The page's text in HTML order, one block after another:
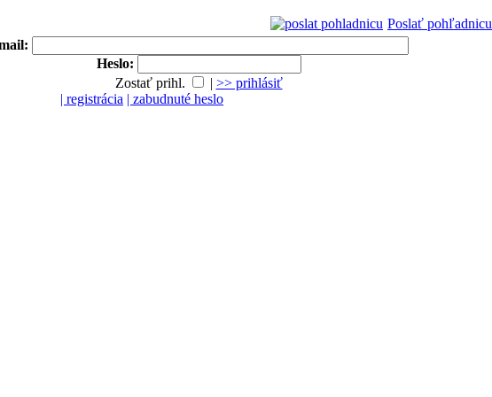
Poslať pohľadnicu
Heslo:
Zostať prihl.
| >> prihlásiť
| registrácia | zabudnuté heslo